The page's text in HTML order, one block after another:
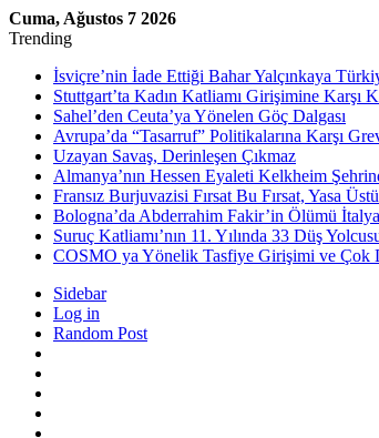
Cuma, Ağustos 7 2026
Trending
İsviçre’nin İade Ettiği Bahar Yalçınkaya
Stuttgart’ta Kadın Katliamı Girişimine Karşı
Sahel’den Ceuta’ya Yönelen Göç Dalgası
Avrupa’da “Tasarruf” Politikalarına Karşı
Uzayan Savaş, Derinleşen Çıkmaz
Almanya’nın Hessen Eyaleti Kelkheim
Fransız Burjuvazisi Fırsat Bu Fırsat, Yasa
Bologna’da Abderrahim Fakir’in Ölümü
Suruç Katliamı’nın 11. Yılında 33 Düş
COSMO ya Yönelik Tasfiye Girişimi ve Çok
Sidebar
Log in
Random Post